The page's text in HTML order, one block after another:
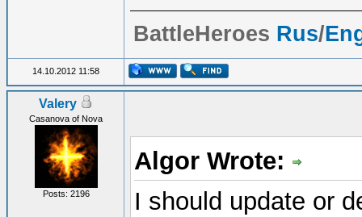
BattleHeroes Rus/
14.10.2012 11:58
Valery
Casanova of Nova
Posts: 2196
Algor Wrote:
I should update or